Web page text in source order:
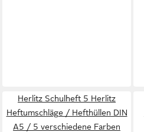
Herlitz Schulheft 5 Herlitz
Heftumschläge / Hefthüllen DIN
A5 / 5 verschiedene Farben